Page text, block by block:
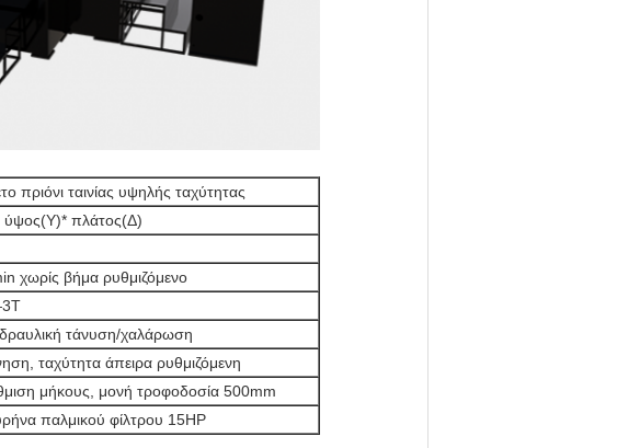
πριόνι ταινίας υψηλής ταχύτητας
πλάτος(Δ)
χωρίς βήμα ρυθμιζόμενο
τάνυση/χαλάρωση
ταχύτητα άπειρα ρυθμιζόμενη
μήκους, μονή τροφοδοσία 500mm
παλμικού φίλτρου 15HP